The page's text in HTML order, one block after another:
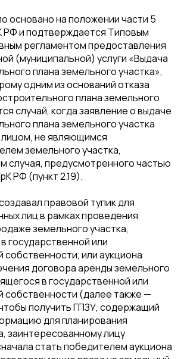
основано на положении части 5
РФ и подтверждается Типовым
регламентом предоставления
(муниципальной) услуги «Выдача
плана земельного участка»,
одним из оснований отказа
плана земельного
случай, когда заявление о выдаче
плана земельного участка
не являющимся
земельного участка,
случая, предусмотренного частью
РФ (пункт 2.19).
правовой тупик для
лиц в рамках проведения
земельного участка,
государственной или
собственности, или аукциона
договора аренды земельного
в государственной или
собственности (далее также —
получить ГПЗУ, содержащий
для планирования
заинтересованному лицу
стать победителем аукциона